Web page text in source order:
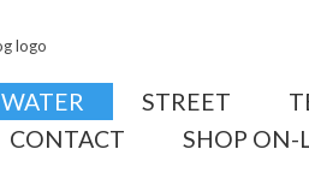
WATER STREET
CONTACT SHOP ON-